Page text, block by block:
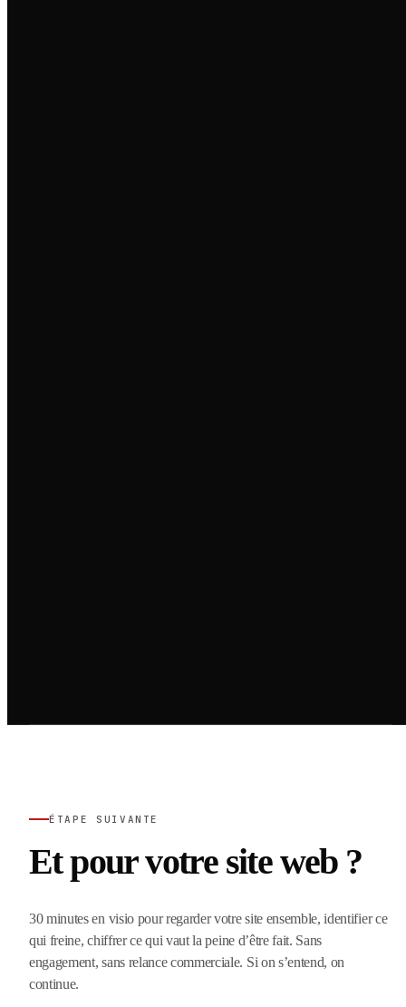
ÉTAPE SUIVANTE
Et pour votre site web ?
30 minutes en visio pour regarder votre site ensemble, identifier ce
qui freine, chiffrer ce qui vaut la peine d’être fait. Sans
engagement, sans relance commerciale. Si on s’entend, on
continue.